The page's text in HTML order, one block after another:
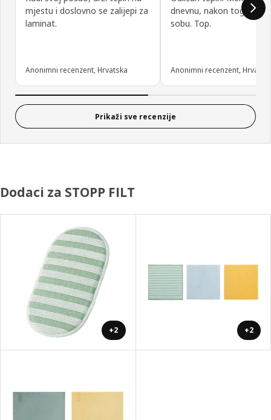
mjestu i doslovno se zalijepi za
laminat.
Anonimni recenzent, Hrvatska
dnevnu, nakon toga i za
sobu. Top.
Anonimni recenzent,
Prikaži sve recenzije
Dodaci za STOPP FILT
+2 +2